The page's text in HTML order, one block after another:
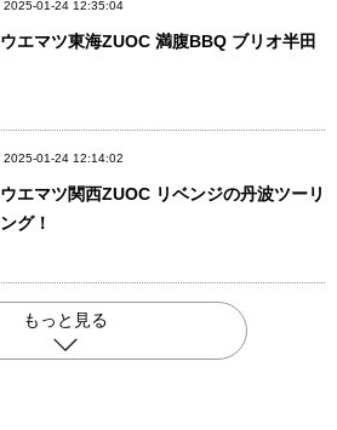
2025-01-24 12:35:04
ウエマツ東海ZUOC 満腹BBQ ブリオ半田
2025-01-24 12:14:02
ウエマツ関西ZUOC リベンジの丹波ツーリ
ング！
もっと見る